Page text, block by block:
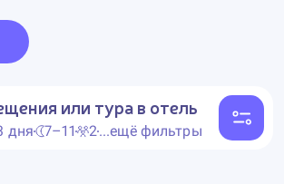
или тура в отель
дня 7–11 2...ещё фильтры